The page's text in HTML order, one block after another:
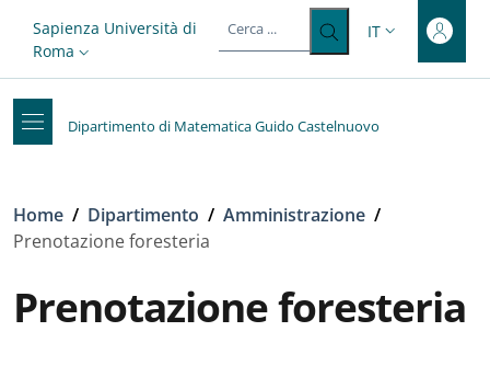
Top-level heading
Slim top
Sapienza Università di
Roma
SELETTORE
IT
Dipartimento di Matematica Guido Castelnuovo
Briciole di pane
Home / Dipartimento / Amministrazione /
Prenotazione foresteria
Prenotazione foresteria